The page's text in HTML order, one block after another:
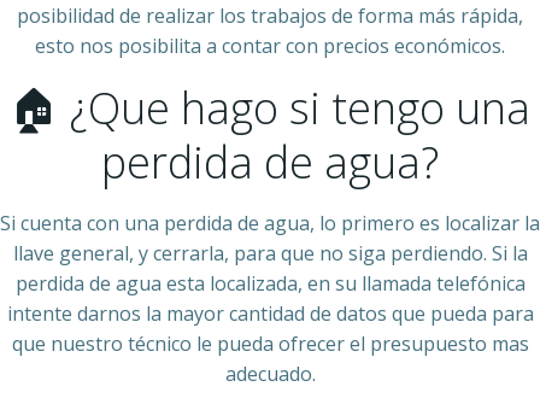
posibilidad de realizar los trabajos de forma más rápida,
esto nos posibilita a contar con precios económicos.
🏠 ¿Que hago si tengo una
perdida de agua?
Si cuenta con una perdida de agua, lo primero es localizar la
llave general, y cerrarla, para que no siga perdiendo. Si la
perdida de agua esta localizada, en su llamada telefónica
intente darnos la mayor cantidad de datos que pueda para
que nuestro técnico le pueda ofrecer el presupuesto mas
adecuado.